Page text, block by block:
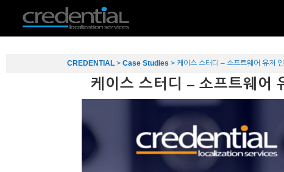
CREDENTIAL > Case Studies > 케이스 스터디 – 소프트웨어 유저
케이스 스터디 – 소프트웨어